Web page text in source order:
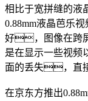
相比于宽拼缝的
0.88mm液晶芭乐
好，图像在跨
是在显示一些视
面的丢失，直
在京东方推出